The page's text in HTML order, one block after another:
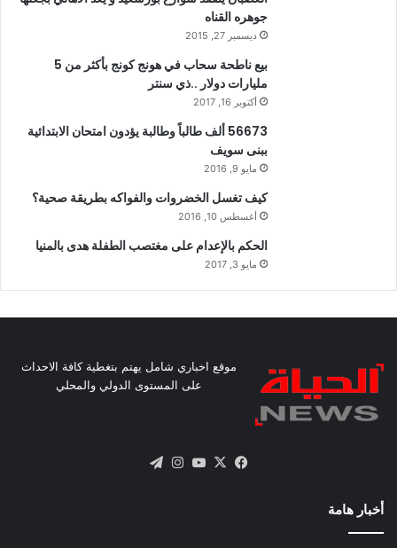
جوهره القناه
ديسمبر 27, 2015
بيع ناطحة سحاب في هونج كونج بأكثر من 5
مليارات دولار ..ذي سنتر
أكتوبر 16, 2017
56673 ألف طالباً وطالبة يؤدون امتحان الابتدائية
ببنى سويف
مايو 9, 2016
كيف تغسل الخضروات والفواكه بطريقة صحية؟
أغسطس 10, 2016
الحكم بالإعدام على مغتصب الطفلة هدى بالمنيا
مايو 3, 2017
موقع اخباري شامل يهتم بتغطية كافة الاحداث
على المستوى الدولي والمحلي
فيسبوك
X يوتيوبانستقرام
أخبار هامة